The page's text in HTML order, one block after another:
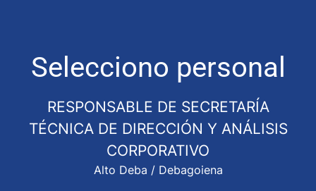
Selecciono personal
RESPONSABLE DE SECRETARÍA
TÉCNICA DE DIRECCIÓN Y ANÁLISIS
CORPORATIVO
Alto Deba / Debagoiena